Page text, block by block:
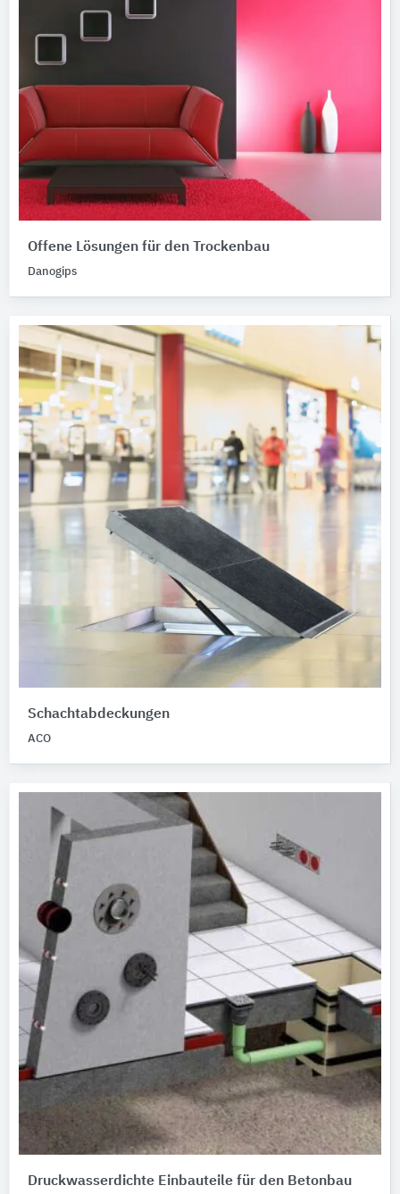
Offene Lösungen für den Trockenbau
Danogips
Schachtabdeckungen
ACO
Druckwasserdichte Einbauteile für den Betonbau